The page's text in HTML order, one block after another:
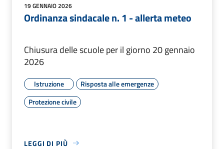
19 GENNAIO 2026
Ordinanza sindacale n. 1 - allerta meteo
Chiusura delle scuole per il giorno 20 gennaio
2026
Istruzione
Risposta alle emergenze
Protezione civile
LEGGI DI PIÙ